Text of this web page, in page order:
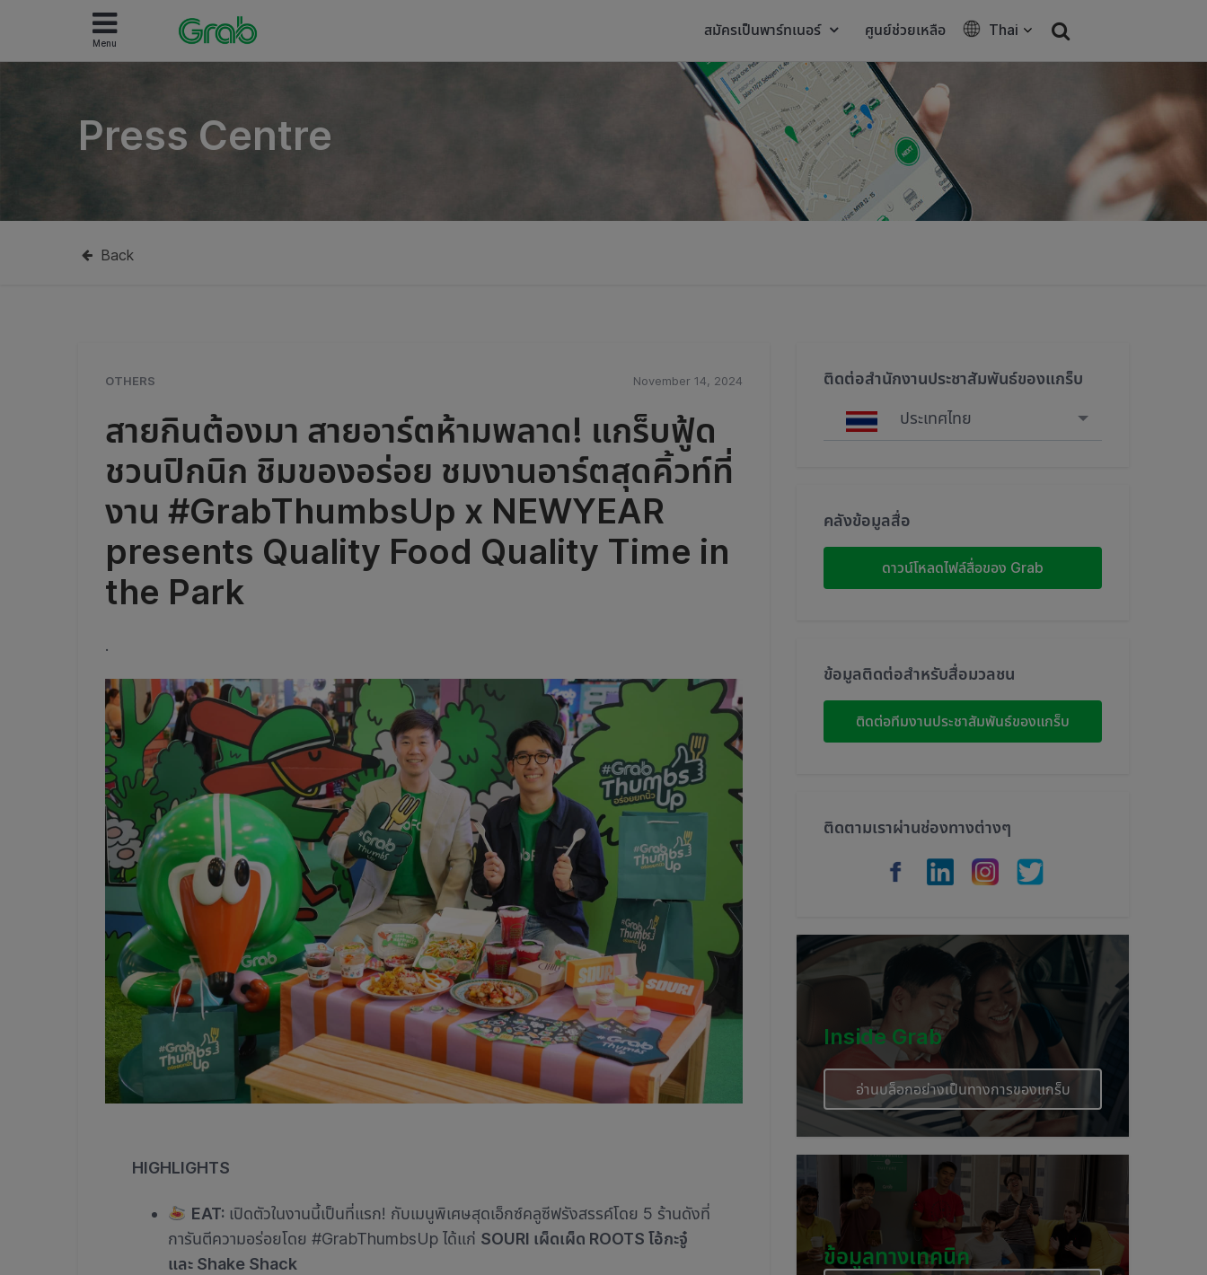
Menu
สมัครเป็นพาร์ทเนอร์ ศูนย์ช่วยเหลือ Thai
Press Centre
Back
OTHERS November 14, 2024
สายกินต้องมา สายอาร์ตห้ามพลาด! แกร็บฟู้ด
ชวนปิกนิก ชิมของอร่อย ชมงานอาร์ตสุดคิ้วท์ที่
งาน #GrabThumbsUp x NEWYEAR
presents Quality Food Quality Time in
the Park
.
HIGHLIGHTS
EAT: เปิดตัวในงานนี้เป็นที่แรก! กับเมนูพิเศษสุดเอ็กซ์คลูซีฟรังสรรค์โดย 5 ร้านดังที่
การันตีความอร่อยโดย #GrabThumbsUp ได้แก่ SOURI เผ็ดเผ็ด ROOTS โอ้กะจู๋
และ Shake Shack
ติดต่อสำนักงานประชาสัมพันธ์ของแกร็บ
ประเทศไทย
Indonesia
Thailand
Vietnam
Myanmar
คลังข้อมูลสื่อ
ดาวน์โหลดไฟล์สื่อของ Grab
ข้อมูลติดต่อสำหรับสื่อมวลชน
ติดต่อทีมงานประชาสัมพันธ์ของแกร็บ
ติดตามเราผ่านช่องทางต่างๆ
Inside Grab
อ่านบล็อกอย่างเป็นทางการของแกร็บ
ข้อมูลทางเทคนิค